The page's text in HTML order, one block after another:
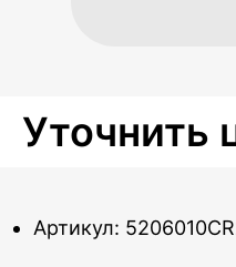
Уточнить
Артикул: